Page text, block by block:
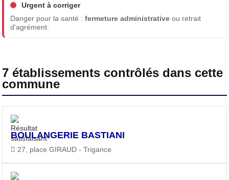
Urgent à corriger
Danger pour la santé :fermeture administrative ou retrait
d'agrément.
7 établissements contrôlés dans cette
commune
BOULANGERIE BASTIANI
27, place GIRAUD - Trigance